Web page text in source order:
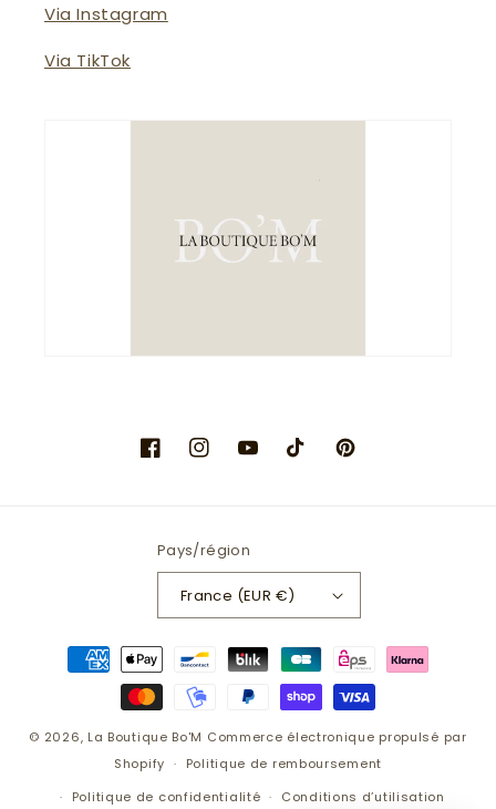
Via Instagram
Via TikTok
FacebookInstagramYouTubeTikTokPinterest
Pays/région
France (EUR €)
Moyens
paiement
© 2026, La Boutique Bo'M Commerce électronique propulsé par
Shopify
Politique de remboursement
Politique de confidentialité
Conditions d’utilisation